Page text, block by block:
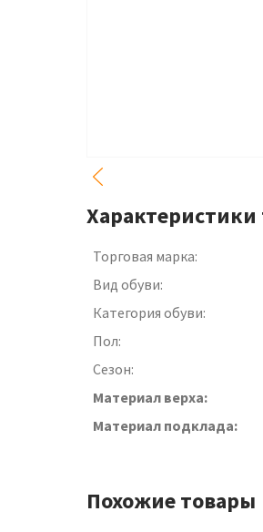
Характеристики
Торговая марка:
Вид обуви:
Категория обуви:
Пол:
Сезон:
Материал верха:
Материал подклада:
Похожие товары